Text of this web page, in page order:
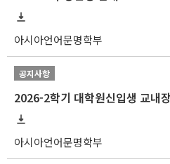
아시아언어문명학부
공지사항
2026-2학기 대학원신입생 교내
아시아언어문명학부